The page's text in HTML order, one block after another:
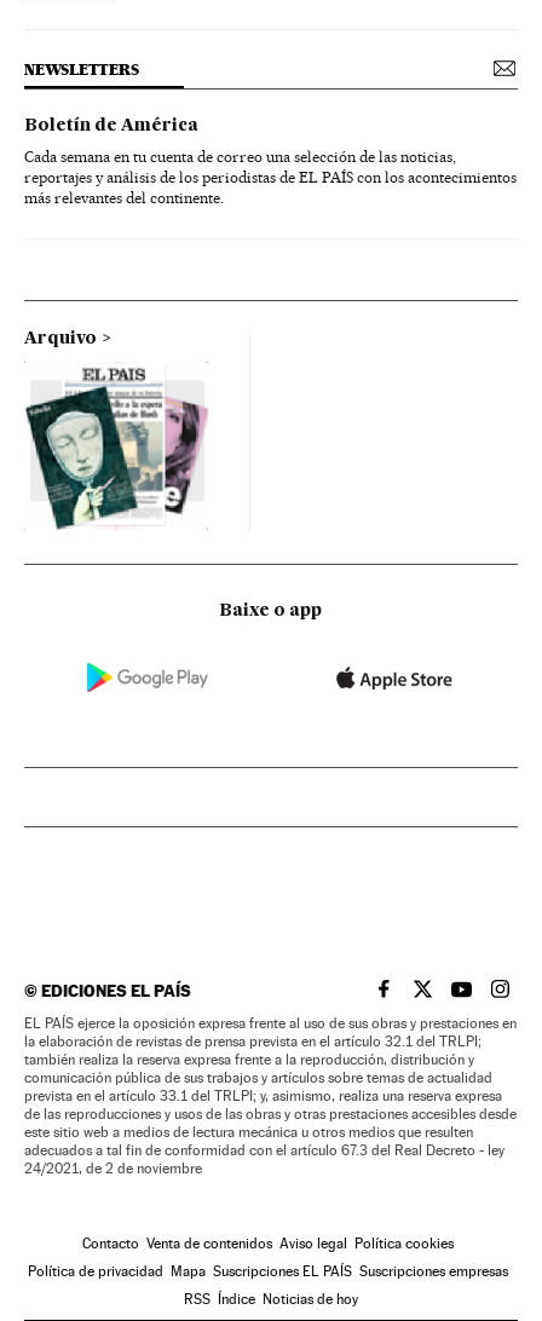
NEWSLETTERS
Boletín de América
Cada semana en tu cuenta de correo una selección de las noticias,
reportajes y análisis de los periodistas de EL PAÍS con los acontecimientos
más relevantes del continente.
Arquivo
Baixe o app
©EDICIONES EL PAÍS EL PAÍS BRASIL EN
EL PAÍSEL PAÍS
EL
EL PAÍS ejerce la oposición expresa frente al uso de sus obras y prestaciones en
la elaboración de revistas de prensa prevista en el artículo 32.1 del TRLPI;
también realiza la reserva expresa frente a la reproducción, distribución y
comunicación pública de sus trabajos y artículos sobre temas de actualidad
prevista en el artículo 33.1 del TRLPI; y, asimismo, realiza una reserva expresa
de las reproducciones y usos de las obras y otras prestaciones accesibles desde
este sitio web a medios de lectura mecánica u otros medios que resulten
adecuados a tal fin de conformidad con el artículo 67.3 del Real Decreto - ley
24/2021, de 2 de noviembre
Contacto Venta de contenidos Aviso legal Política cookies
Política de privacidad Mapa Suscripciones EL PAÍS Suscripciones empresas
RSS Índice Noticias de hoy